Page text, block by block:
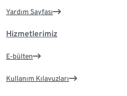
Yardım Sayfası
Hizmetlerimiz
E-bülten
Kullanım Kılavuzları